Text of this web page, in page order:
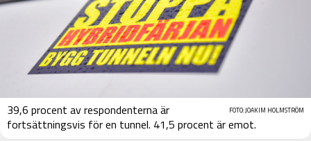
FOTO: JOAKIM HOLMSTRÖM
39,6 procent av respondenterna är
fortsättningsvis för en tunnel. 41,5 procent är emot.